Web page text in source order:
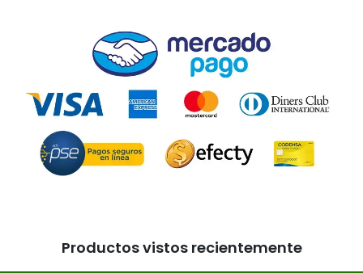
Productos vistos recientemente